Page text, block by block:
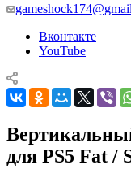
Вконтакте
YouTube
для PS5 Fat /